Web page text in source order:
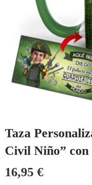
Taza
Civil Niño”
16,95 €